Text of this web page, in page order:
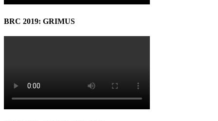
BRC 2019: GRIMUS